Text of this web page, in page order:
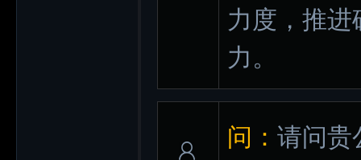
力度，推
力。
问： 请问贵